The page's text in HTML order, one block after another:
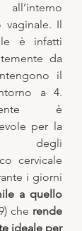
vaginale. Il
è infatti
il
a 4.
è
per la
degli
cervicale
i giorni
a quello
che rende
ideale per